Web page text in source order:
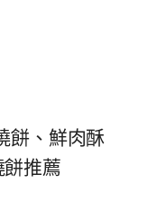
餅、鮮肉酥
推薦